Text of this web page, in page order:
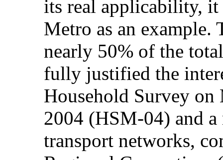
its real applicability, it
Metro as an example.
nearly 50% of the
fully justified the
Household Survey
2004 (HSM-04) and a
transport networks,